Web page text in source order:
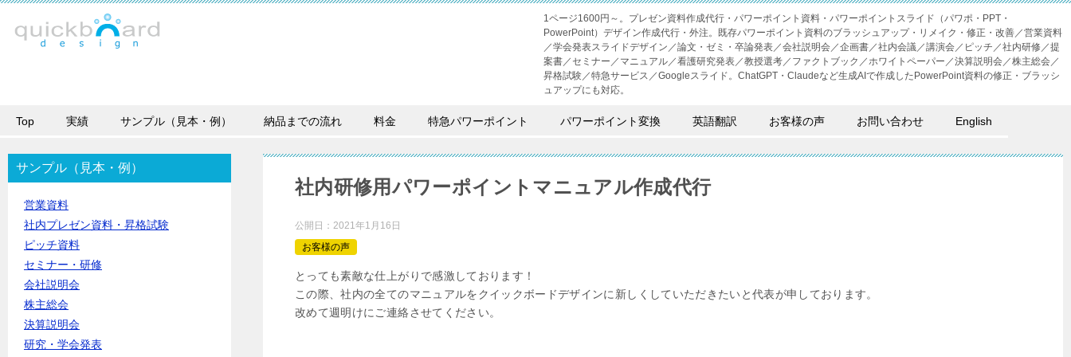
1ページ1600円～。プレゼン資料作成代行・パワーポイント資料・パワーポイントスライド（パワポ・PPT・
PowerPoint）デザイン作成代行・外注。既存パワーポイント資料のブラッシュアップ・リメイク・修正・改善／営業資料
／学会発表スライドデザイン／論文・ゼミ・卒論発表／会社説明会／企画書／社内会議／講演会／ピッチ／社内研修／提
案書／セミナー／マニュアル／看護研究発表／教授選考／ファクトブック／ホワイトペーパー／決算説明会／株主総会／
昇格試験／特急サービス／Googleスライド。ChatGPT・Claudeなど生成AIで作成したPowerPoint資料の修正・ブラッシ
ュアップにも対応。
Top 実績 サンプル（見本・例） 納品までの流れ 料金 特急パワーポイント パワーポイント変換 英語翻訳 お客様の声 お問い合わせ English
社内研修用パワーポイントマニュアル作成代行
公開日： 2021年1月16日
お客様の声
とっても素敵な仕上がりで感激しております！
この際、社内の全てのマニュアルをクイックボードデザインに新しくしていただきたいと代表が申しております。
改めて週明けにご連絡させてください。
サンプル（見本・例）
営業資料
社内プレゼン資料・昇格試験
ピッチ資料
セミナー・研修
会社説明会
株主総会
決算説明会
研究・学会発表